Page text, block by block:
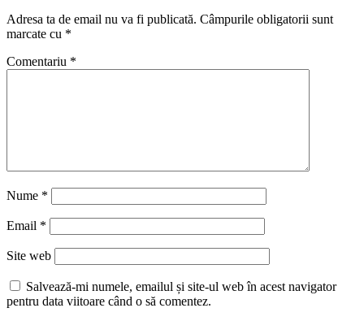
Adresa ta de email nu va fi publicată. Câmpurile obligatorii sunt
marcate cu *
Comentariu *
Nume *
Email *
Site web
Salvează-mi numele, emailul și site-ul web în acest navigator
pentru data viitoare când o să comentez.